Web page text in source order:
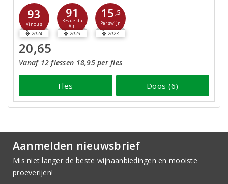
93
Vinous
2024
91
Revue du
Vin
2023
15 ,5
Perswijn
2023
20,65
Vanaf 12 flessen 18,95 per fles
Fles Doos (6)
Aanmelden nieuwsbrief
Mis niet langer de beste wijnaanbiedingen en mooiste
proeverijen!